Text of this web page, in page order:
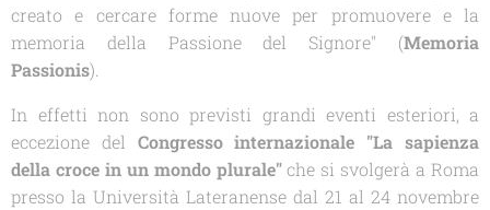
creato e cercare forme nuove per promuovere e la
memoria della Passione del Signore" (Memoria
Passionis).
In effetti non sono previsti grandi eventi esteriori, a
eccezione del Congresso internazionale "La sapienza
della croce in un mondo plurale"che si svolgerà a Roma
presso la Università Lateranense dal 21 al 24 novembre